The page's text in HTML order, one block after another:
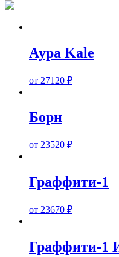
Аура Kale
от 27120 ₽
Борн
от 23520 ₽
Граффити-1
от 23670 ₽
Граффити-1